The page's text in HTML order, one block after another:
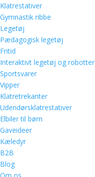
Klatrestativer
Gymnastik ribbe
Legetøj
Pædagogisk legetøj
Fritid
Interaktivt legetøj og robotter
Sportsvarer
Vipper
Klatretrekanter
Udendørsklatrestativer
Elbiler til børn
Gaveideer
Kæledyr
B2B
Blog